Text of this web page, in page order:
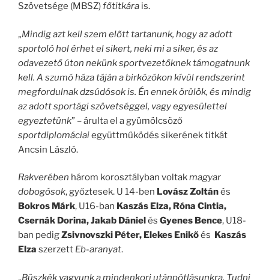
Szövetsége (MBSZ)főtitkára is.
„Mindig azt kell szem előtt tartanunk, hogy az adott
sportoló hol érhet el sikert, neki mi a siker, és az
odavezető úton nekünk sportvezetőknek támogatnunk
kell. A szumó háza táján a birkózókon kívül rendszerint
megfordulnak dzsúdósok is. Én ennek örülök, és mindig
az adott sportági szövetséggel, vagy egyesülettel
egyeztetünk” – árulta el a gyümölcsöző
sportdiplomáciaiegyüttműködés sikerének titkát
Ancsin László.
Rakverében három korosztályban voltakmagyar
dobogósok, győztesek. U 14-ben Lovász Zoltánés
Bokros Márk, U16-ban Kaszás Elza, Róna Cintia,
Csernák Dorina, Jakab Dániel és Gyenes Bence, U18-
ban pedigZsivnovszki Péter, Elekes Enikőés
Kaszás
Elza szerzett Eb-aranyat.
„Büszkék vagyunk a mindenkori utánpótlásunkra. Tudni